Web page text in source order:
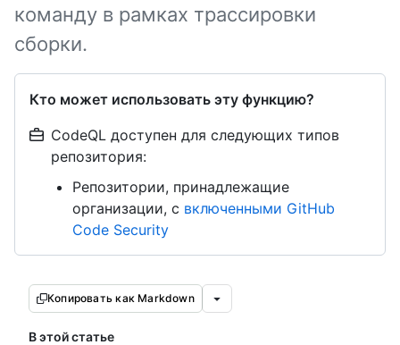
команду в рамках трассировки
сборки.
Кто может использовать эту функцию?
CodeQL доступен для следующих типов
репозитория:
Репозитории, принадлежащие
организации, с включенными GitHub
Code Security
Копировать как Markdown
В этой статье